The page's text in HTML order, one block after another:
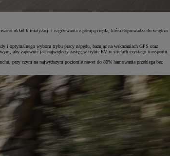
układ klimatyzacji i nagrzewania z pompą ciepła, która doprowadza do wnętrza
i optymalnego wyboru trybu pracy napędu, bazując na wskazaniach GPS oraz
aby zapewnić jak największy zasięg w trybie EV w strefach czystego transportu.
przy czym na najwyższym poziomie nawet do 80% hamowania przebiega bez